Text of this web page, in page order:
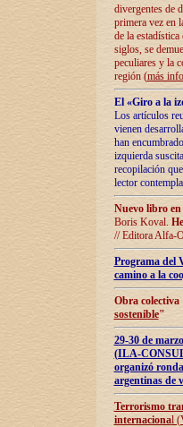
divergentes de
primera vez en
de la
siglos, se
peculiares y la
región (más
El «Giro a la
Los artículos
vienen
han
izquierda
recopilación
lector
Nuevo libro
Boris Koval.
// Editora Alfa-
Programa del
camino a la
Obra
sostenible"
29-30 de
(ILA-
organizó
argentinas de
Terrorismo
internacional